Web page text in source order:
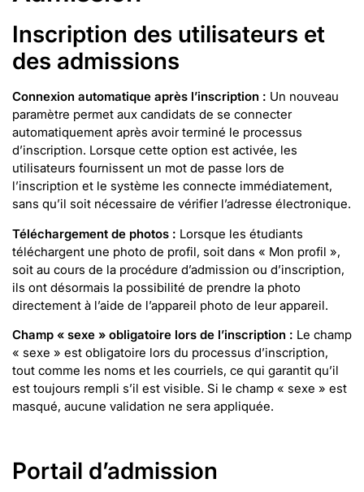
Inscription des utilisateurs et
des admissions
Connexion automatique après l’inscription : Un nouveau
paramètre permet aux candidats de se connecter
automatiquement après avoir terminé le processus
d’inscription. Lorsque cette option est activée, les
utilisateurs fournissent un mot de passe lors de
l’inscription et le système les connecte immédiatement,
sans qu’il soit nécessaire de vérifier l’adresse électronique.
Téléchargement de photos : Lorsque les étudiants
téléchargent une photo de profil, soit dans « Mon profil »,
soit au cours de la procédure d’admission ou d’inscription,
ils ont désormais la possibilité de prendre la photo
directement à l’aide de l’appareil photo de leur appareil.
Champ « sexe » obligatoire lors de l’inscription : Le champ
« sexe » est obligatoire lors du processus d’inscription,
tout comme les noms et les courriels, ce qui garantit qu’il
est toujours rempli s’il est visible. Si le champ « sexe » est
masqué, aucune validation ne sera appliquée.
Portail d’admission